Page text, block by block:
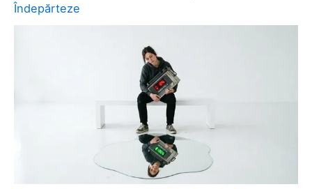
Îndepărteze